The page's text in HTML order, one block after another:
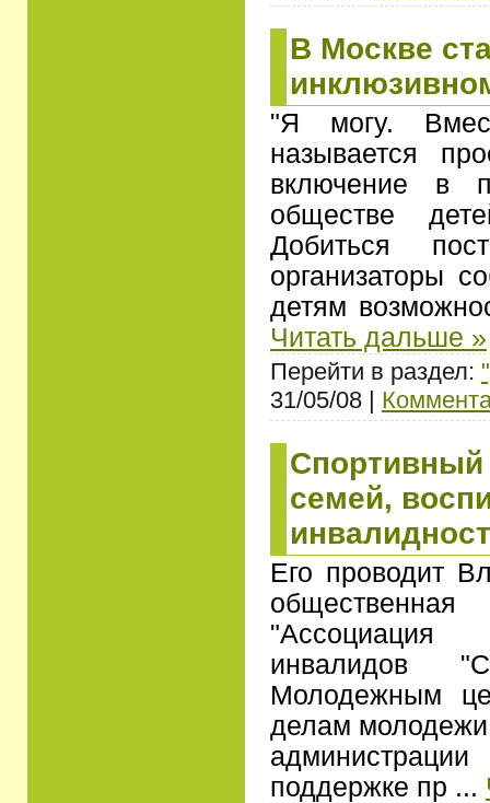
В Москве
"Я могу.
называется
включение в
обществе
Добиться
организаторы
детям
Читать дальше »
Перейти в раздел:
31/05/08 |
Спортивный
семей,
Его проводит
инвалидов
Молодежным
делам молодежи
поддержке пр ...